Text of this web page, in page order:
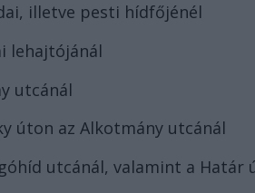
illetve pesti hídfőjénél
lehajtójánál
utcánál
úton az Alkotmány utcánál
utcánál, valamint a Határ